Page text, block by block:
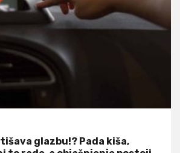
glazbu!? Pada kiša,